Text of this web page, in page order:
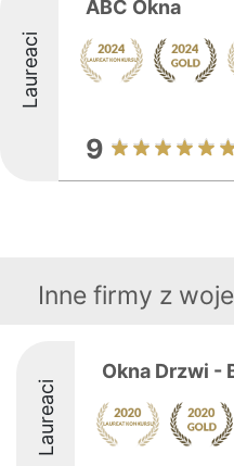
Laureaci
ABC Okna
9
Inne firmy z
Laureaci
Okna Drzwi -